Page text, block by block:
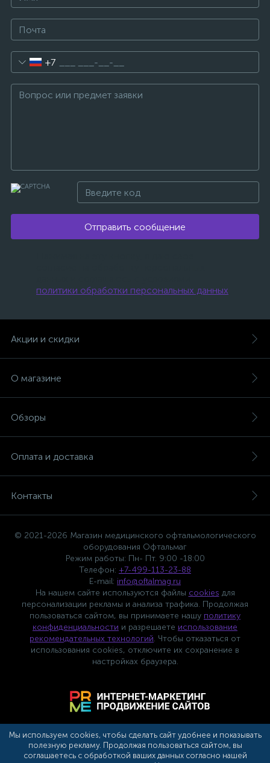
+7
Отправить сообщение
политики обработки персональных данных
Акции и скидки
О магазине
Обзоры
Оплата и доставка
Контакты
© 2021-2026 Магазин медицинского офтальмологического
оборудования Офтальмаг
Режим работы: Пн- Пт. 9:00 -18:00
Телефон: +7-499-113-23-88
E-mail: info@oftalmag.ru
На нашем сайте используются файлы cookies для
персонализации рекламы и анализа трафика. Продолжая
пользоваться сайтом, вы принимаете нашу политику
конфиденциальности и разрешаете использование
рекомендательных технологий. Чтобы отказаться от
использования cookies, отключите их сохранение в
настройках браузера.
Мы используем cookies, чтобы сделать сайт удобнее и показывать
полезную рекламу. Продолжая пользоваться сайтом, вы
соглашаетесь с обработкой ваших данных согласно нашей